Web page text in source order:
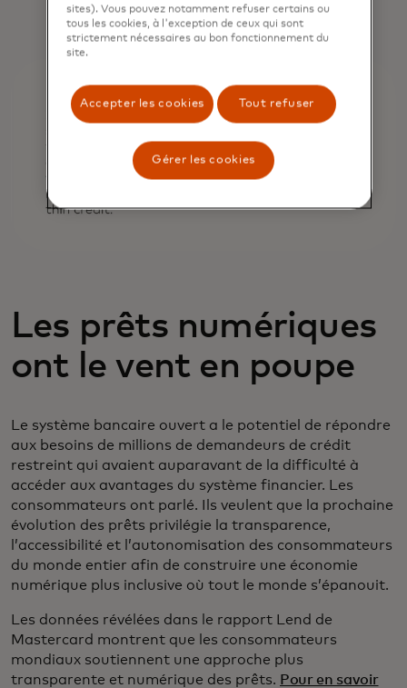
Les prêts numériques
ont le vent en poupe
Le système bancaire ouvert a le potentiel de répondre
aux besoins de millions de demandeurs de crédit
restreint qui avaient auparavant de la difficulté à
accéder aux avantages du système financier. Les
consommateurs ont parlé. Ils veulent que la prochaine
évolution des prêts privilégie la transparence,
l’accessibilité et l’autonomisation des consommateurs
du monde entier afin de construire une économie
numérique plus inclusive où tout le monde s’épanouit.
Les données révélées dans le rapport Lend de
Mastercard montrent que les consommateurs
mondiaux soutiennent une approche plus
transparente et numérique des prêts. Pour en savoir
sites). Vous pouvez notamment refuser certains ou
tous les cookies, à l'exception de ceux qui sont
strictement nécessaires au bon fonctionnement du
site.
Accepter les cookies Tout refuser
Gérer les cookies